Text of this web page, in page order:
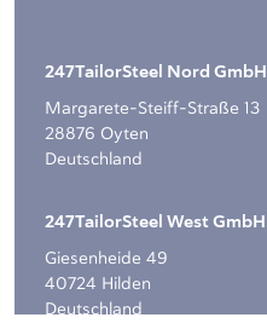
247TailorSteel Nord GmbH
Margarete-Steiff-Straße 13
28876 Oyten
Deutschland
247TailorSteel West GmbH
Giesenheide 49
40724 Hilden
Deutschland